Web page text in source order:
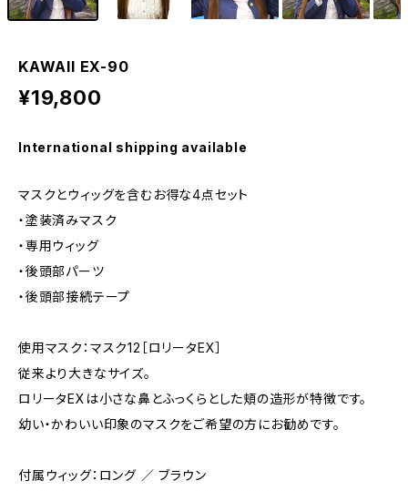
KAWAII EX-90
¥19,800
International shipping available
マスクとウィッグを含むお得な4点セット
・塗装済みマスク
・専用ウィッグ
・後頭部パーツ
・後頭部接続テープ
使用マスク：マスク12［ロリータEX］
従来より大きなサイズ。
ロリータEXは小さな鼻とふっくらとした頬の造形が特徴です。
幼い・かわいい印象のマスクをご希望の方にお勧めです。
付属ウィッグ：ロング ／ ブラウン